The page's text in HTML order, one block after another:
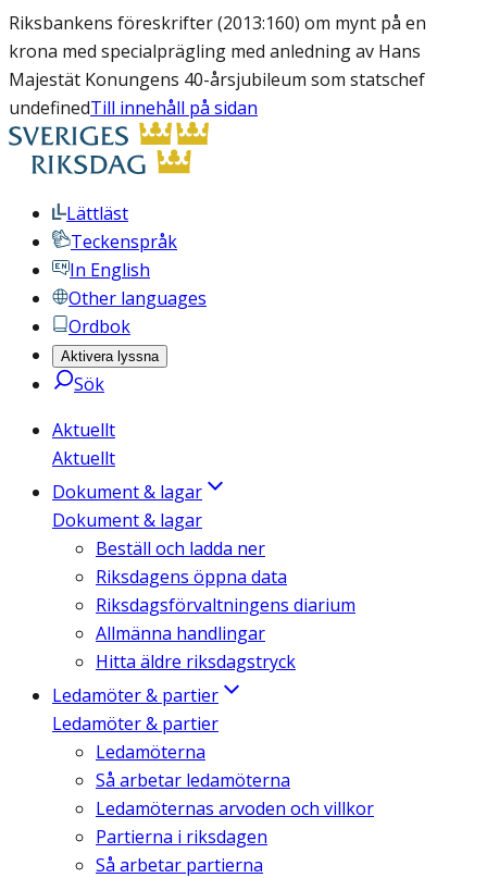
Riksbankens föreskrifter (2013:160) om mynt på en
krona med specialprägling med anledning av Hans
Majestät Konungens 40-årsjubileum som statschef
undefinedTill innehåll på sidan
Lättläst
Teckenspråk
In English
Other languages
Ordbok
Aktivera lyssna
Sök
Aktuellt
Aktuellt
Dokument & lagar
Dokument & lagar
Beställ och ladda ner
Riksdagens öppna data
Riksdagsförvaltningens diarium
Allmänna handlingar
Hitta äldre riksdagstryck
Ledamöter & partier
Ledamöter & partier
Ledamöterna
Så arbetar ledamöterna
Ledamöternas arvoden och villkor
Partierna i riksdagen
Så arbetar partierna